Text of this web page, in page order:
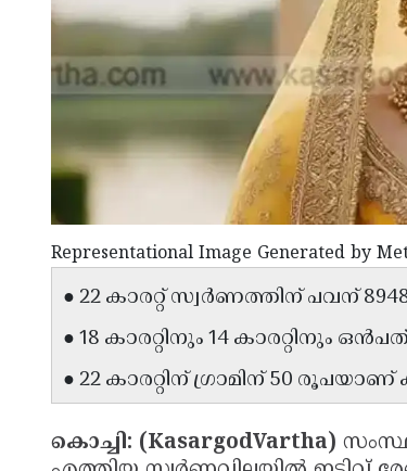
Representational Image Generated by
● 22 കാരറ്റ് സ്വർണത്തിന് പവന്
● 18 കാരറ്റിനും 14 കാരറ്റിനും
● 22 കാരറ്റിന് ഗ്രാമിന് 50
കൊച്ചി: (KasargodVartha)